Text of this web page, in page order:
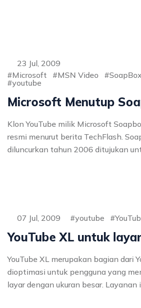
23 Jul, 2009
Microsoft
MSN Video SoapBox
youtube
Microsoft Menutup
Klon YouTube milik Microsoft
resmi menurut berita TechFlash.
diluncurkan tahun 2006 ditujukan
07 Jul, 2009 youtube
YouTube XL untuk
YouTube XL merupakan bagian dari
dioptimasi untuk pengguna yang
layar dengan ukuran besar.